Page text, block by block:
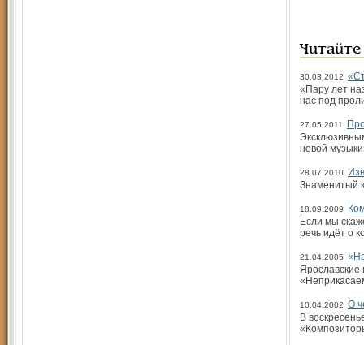
30.03.2012
«Пару лет
нас под
27.05.2011
новой
28.07.2010
Знаменитый
18.09.2009
Если мы
речь идёт о
21.04.2005
Ярославские
10.04.2002 О
В